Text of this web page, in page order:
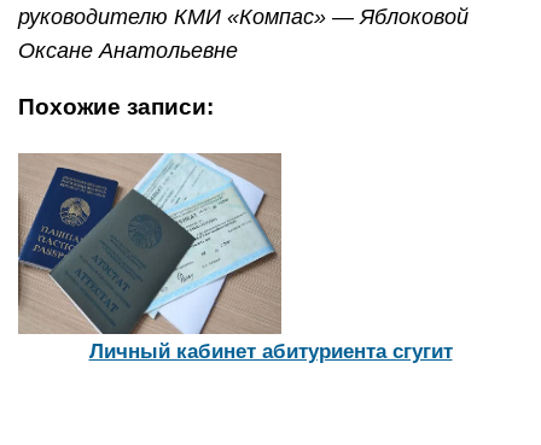
руководителю КМИ «Компас» — Яблоковой
Оксане Анатольевне
Похожие записи:
Личный кабинет абитуриента сгугит